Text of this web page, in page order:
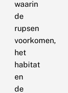
waarin
de
rupsen
voorkomen,
het
habitat
en
de